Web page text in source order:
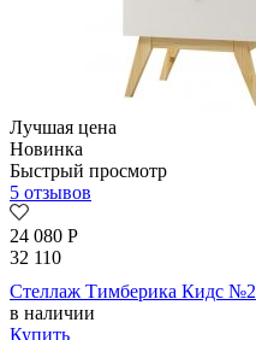
Лучшая цена
Новинка
Быстрый просмотр
5 отзывов
24 080 Р
32 110
Стеллаж Тимберика Кидс №2
в наличии
Купить